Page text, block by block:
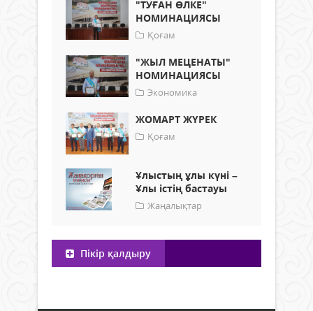
"ТУҒАН ӨЛКЕ"
НОМИНАЦИЯСЫ
Қоғам
"ЖЫЛ МЕЦЕНАТЫ"
НОМИНАЦИЯСЫ
Экономика
ЖОМАРТ ЖҮРЕК
Қоғам
Ұлыстың ұлы күні –
Ұлы істің бастауы
Жаңалықтар
Пікір қалдыру